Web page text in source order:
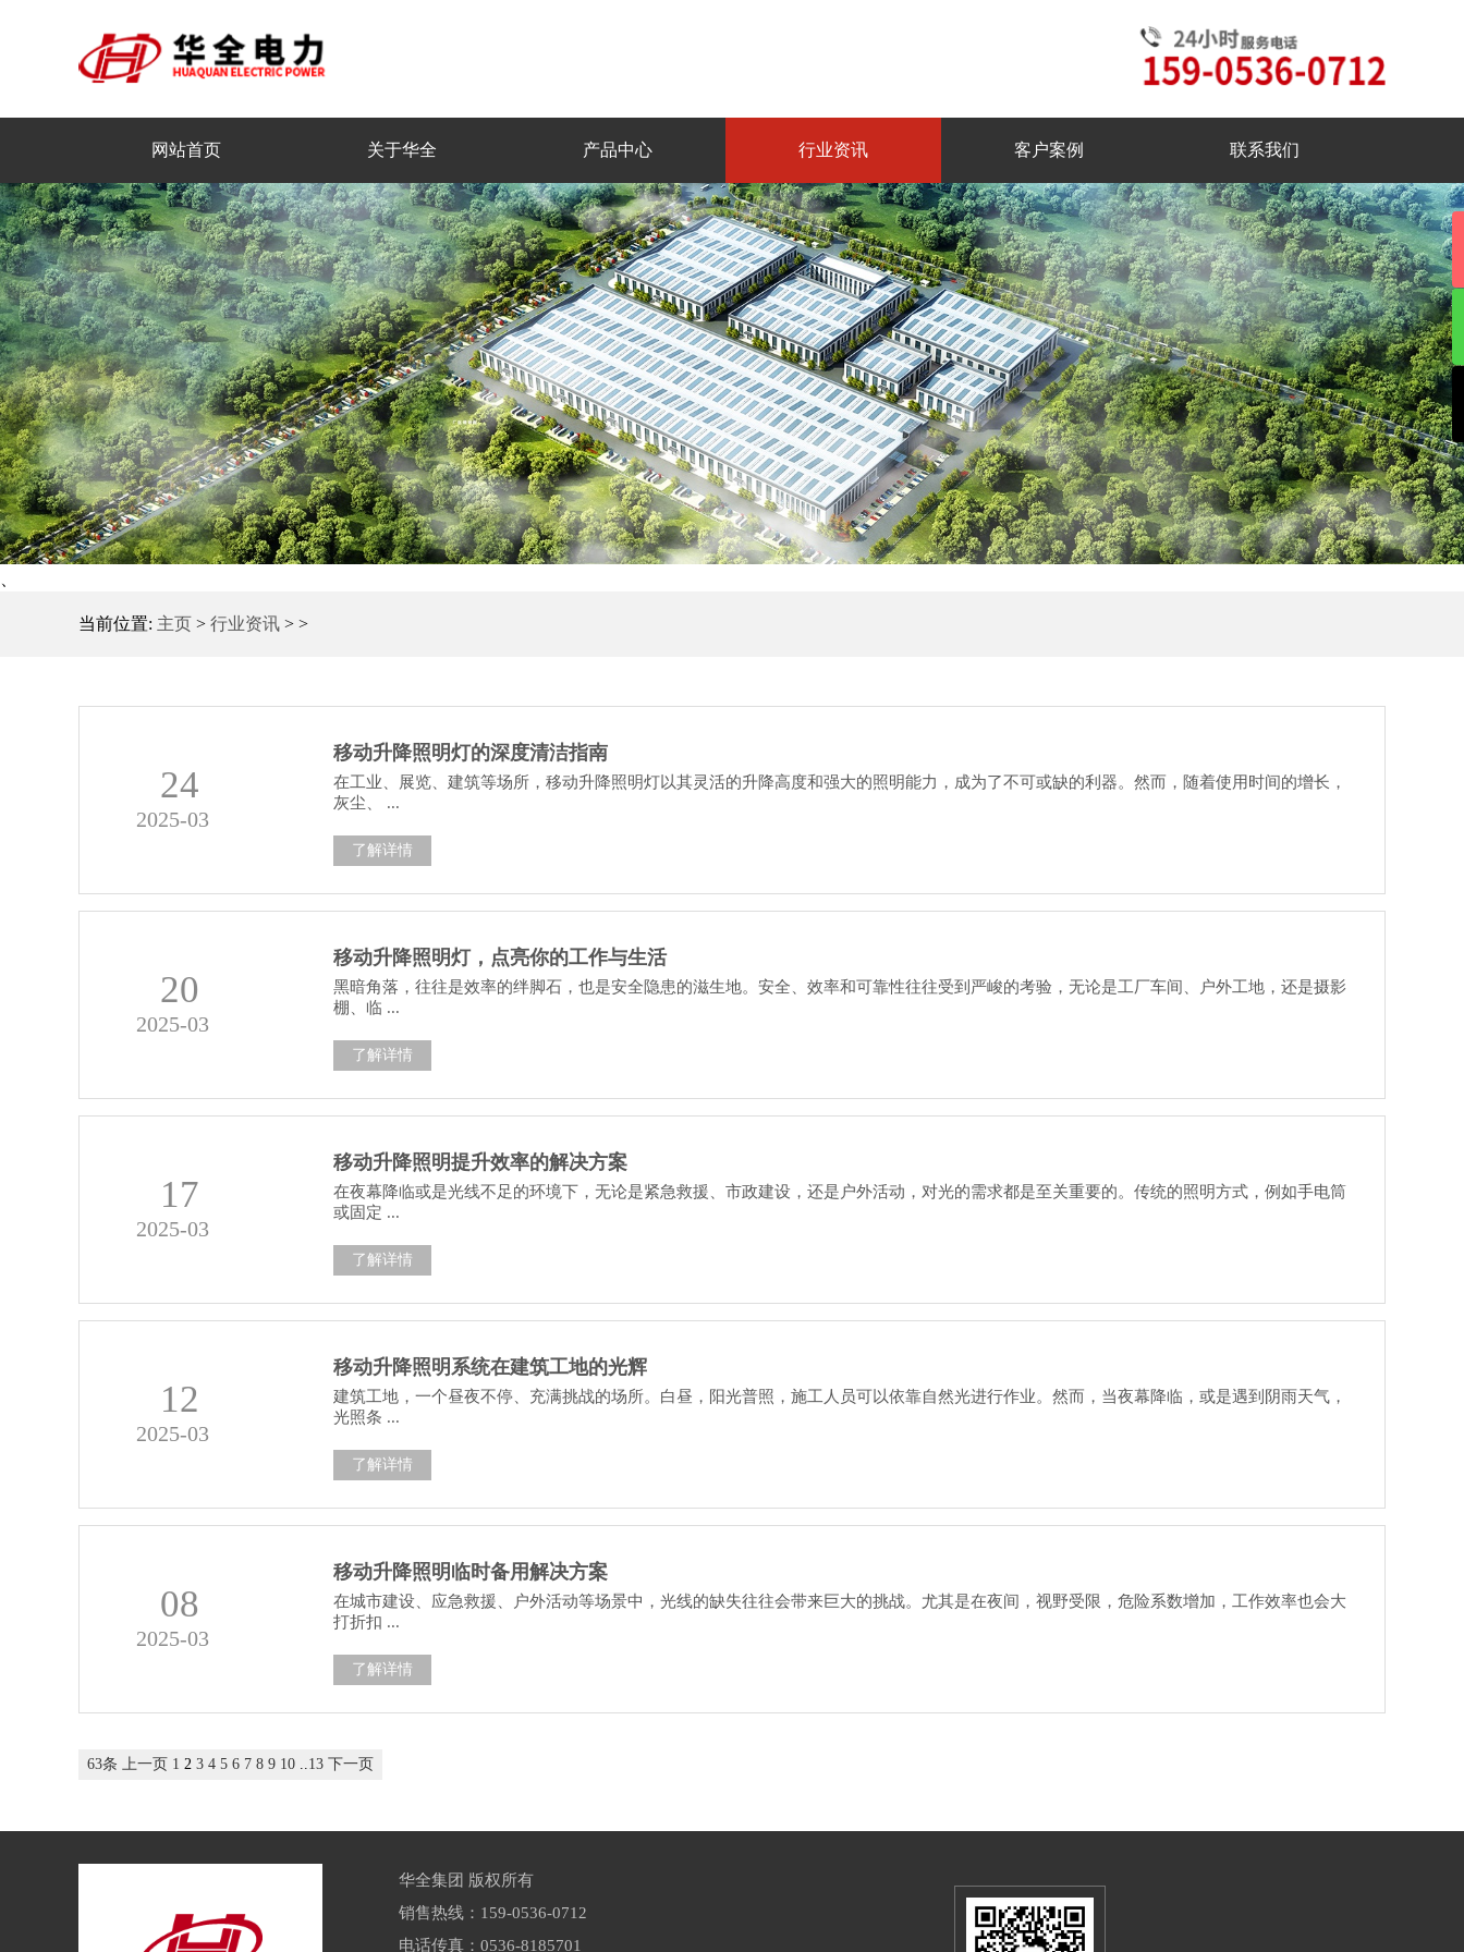
网站首页 关于华全 产品中心 行业资讯 客户案例 联系我们
当前位置: 主页 > 行业资讯 > >
24
2025-03
移动升降照明灯的深度清洁指南
在工业、展览、建筑等场所，移动升降照明灯以其灵活的升降高度和强大的照明能力，成为了不可或缺的利器。然而，随着使用时间的增长，
灰尘、 ...
了解详情
20
2025-03
移动升降照明灯，点亮你的工作与生活
黑暗角落，往往是效率的绊脚石，也是安全隐患的滋生地。安全、效率和可靠性往往受到严峻的考验，无论是工厂车间、户外工地，还是摄影
棚、临 ...
了解详情
17
2025-03
移动升降照明提升效率的解决方案
在夜幕降临或是光线不足的环境下，无论是紧急救援、市政建设，还是户外活动，对光的需求都是至关重要的。传统的照明方式，例如手电筒
或固定 ...
了解详情
12
2025-03
移动升降照明系统在建筑工地的光辉
建筑工地，一个昼夜不停、充满挑战的场所。白昼，阳光普照，施工人员可以依靠自然光进行作业。然而，当夜幕降临，或是遇到阴雨天气，
光照条 ...
了解详情
08
2025-03
移动升降照明临时备用解决方案
在城市建设、应急救援、户外活动等场景中，光线的缺失往往会带来巨大的挑战。尤其是在夜间，视野受限，危险系数增加，工作效率也会大
打折扣 ...
了解详情
63条 上一页 1 2 3 4 5 6 7 8 9 10 ..13 下一页
华全集团 版权所有
销售热线：159-0536-0712
电话传真：0536-8185701